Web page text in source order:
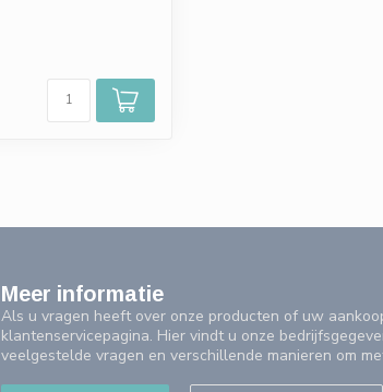
Meer informatie
Als u vragen heeft over onze producten of uw
klantenservicepagina. Hier vindt u onze
veelgestelde vragen en verschillende manieren om